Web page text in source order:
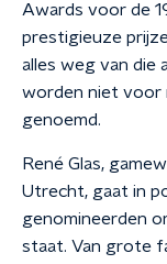
Awards voor de
prestigieuze
alles weg van die
worden niet voor
genoemd.
René Glas,
Utrecht, gaat in
genomineerden
staat. Van grote